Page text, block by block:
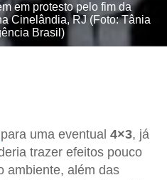
em protesto pelo fim da
Cinelândia, RJ (Foto: Tânia
Brasil)
para uma eventual 4×3, já
trazer efeitos pouco
ambiente, além das